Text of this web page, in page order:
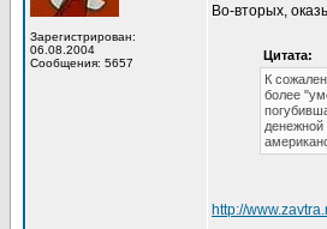
Зарегистрирован:
06.08.2004
Сообщения: 5657
Во-вторых,
Цитата:
К
более
http://